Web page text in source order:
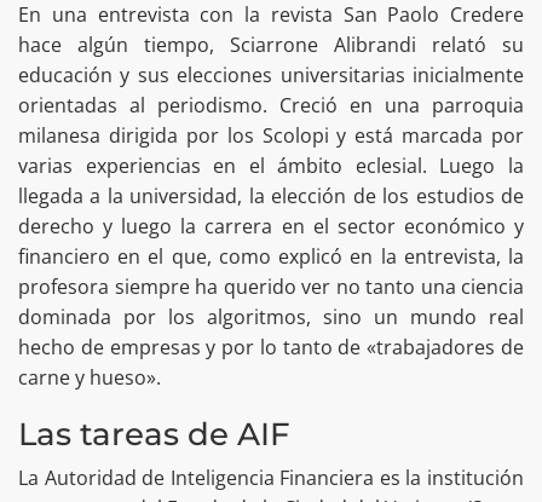
En una entrevista con la revista San Paolo Credere
hace algún tiempo, Sciarrone Alibrandi relató su
educación y sus elecciones universitarias inicialmente
orientadas al periodismo. Creció en una parroquia
milanesa dirigida por los Scolopi y está marcada por
varias experiencias en el ámbito eclesial. Luego la
llegada a la universidad, la elección de los estudios de
derecho y luego la carrera en el sector económico y
financiero en el que, como explicó en la entrevista, la
profesora siempre ha querido ver no tanto una ciencia
dominada por los algoritmos, sino un mundo real
hecho de empresas y por lo tanto de «trabajadores de
carne y hueso».
Las tareas de AIF
La Autoridad de Inteligencia Financiera es la institución